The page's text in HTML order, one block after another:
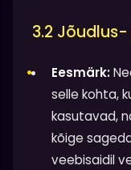
3.2
Eesmärk:
selle kohta,
kasutavad,
kõige
veebisaidil